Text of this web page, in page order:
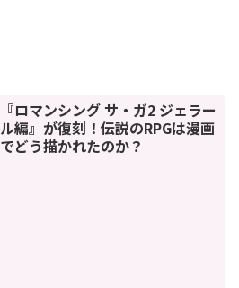
『ロマンシング サ・ガ2 ジェラー
ル編』が復刻！伝説のRPGは漫画
でどう描かれたのか？